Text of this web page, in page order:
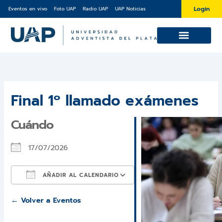
al
contenido
Eventos en vivo Foto UAP Radio UAP UAP Noticias Login
Final 1º llamado exámenes
Cuándo
17/07/2026
AÑADIR AL CALENDARIO
Outlook Live
← Volver a Eventos